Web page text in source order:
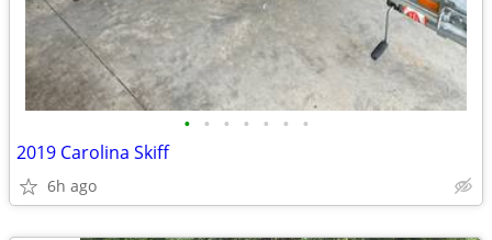
• • • • • • •
2019 Carolina Skiff
6h ago